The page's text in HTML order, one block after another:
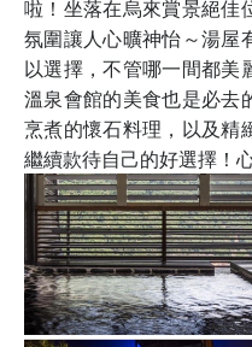
啦！坐落在烏來賞景絕佳
氛圍讓人心曠神怡～湯屋
以選擇，不管哪一間都美
溫泉會館的美食也是必去
烹煮的懷石料理，以及精
繼續款待自己的好選擇！